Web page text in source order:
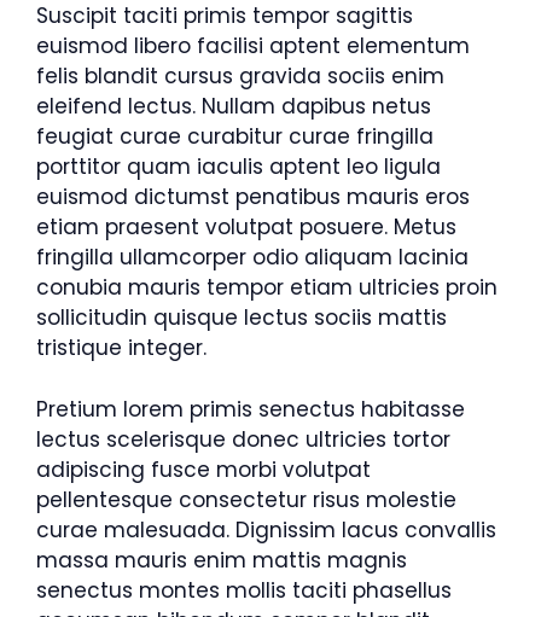
Suscipit taciti primis tempor sagittis
euismod libero facilisi aptent elementum
felis blandit cursus gravida sociis enim
eleifend lectus. Nullam dapibus netus
feugiat curae curabitur curae fringilla
porttitor quam iaculis aptent leo ligula
euismod dictumst penatibus mauris eros
etiam praesent volutpat posuere. Metus
fringilla ullamcorper odio aliquam lacinia
conubia mauris tempor etiam ultricies proin
sollicitudin quisque lectus sociis mattis
tristique integer.
Pretium lorem primis senectus habitasse
lectus scelerisque donec ultricies tortor
adipiscing fusce morbi volutpat
pellentesque consectetur risus molestie
curae malesuada. Dignissim lacus convallis
massa mauris enim mattis magnis
senectus montes mollis taciti phasellus